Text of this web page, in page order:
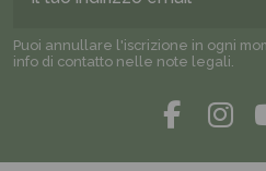
Puoi annullare l'iscrizione in ogni
info di contatto nelle note legali.